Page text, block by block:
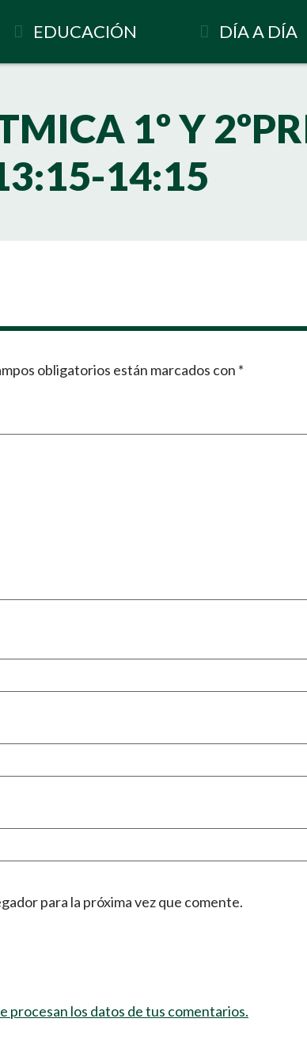
EDUCACIÓN DÍA A DÍA
1º Y
14:15
obligatorios están marcados con *
para la próxima vez que comente.
procesan los datos de tus comentarios.